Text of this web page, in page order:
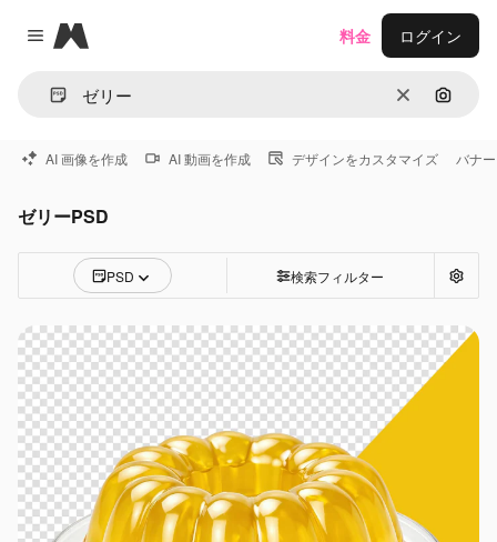
Close menu
Magnific
消去 画像で
料金 ログイン
AI 画像を作成 AI 動画を作成 デザインをカスタマイズ バナー
ゼリーPSD
PSD 検索フィルター